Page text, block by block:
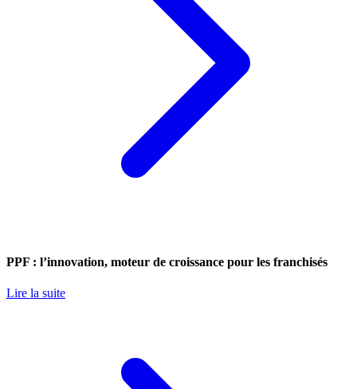
PPF : l’innovation, moteur de croissance pour les franchisés
Lire la suite